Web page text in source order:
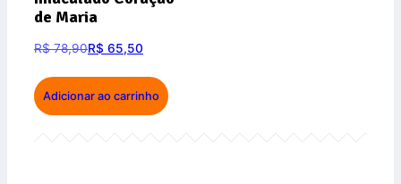
de Maria
R$78,90R$ 65,50
Adicionar ao carrinho